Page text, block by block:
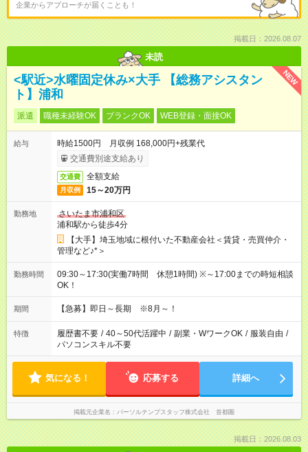
企業からアプローチが届くことも！
掲載日：2026.08.07
未読
NEW
<駅近>水曜固定休み×大手 【総務アシスタン
ト】浦和
派遣 職種未経験OK ブランクOK WEB登録・面接OK
給与
時給1500円 月収例 168,000円+残業代
交通費別途支給あり
交通費 全額支給
月収例 15～20万円
勤務地
さいたま市浦和区
浦和駅から徒歩4分
【大手】埼玉地域に根付いた不動産会社＜賃貸・売買仲介・
管理など♪*＞
勤務時間
09:30～17:30(実働7時間 休憩1時間) ※～17:00までの時短相談
OK！
期間 【急募】即日～長期 ※8月～！
特徴 履歴書不要 / 40～50代活躍中 / 副業・WワークOK / 服装自由 /
パソコンスキル不要
気になる！ 応募する 詳細へ
掲載元企業名 パーソルテンプスタッフ株式会社 首都圏
掲載日：2026.08.03